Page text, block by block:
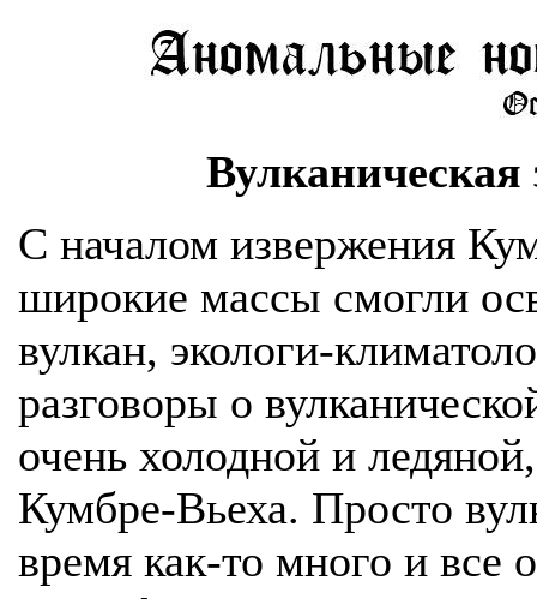
С началом извержения
широкие массы смогли
вулкан, экологи-
разговоры о
очень холодной и
Кумбре-Вьеха. Просто
время как-то много и все